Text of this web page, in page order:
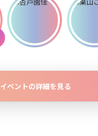
イベントの詳細を見る